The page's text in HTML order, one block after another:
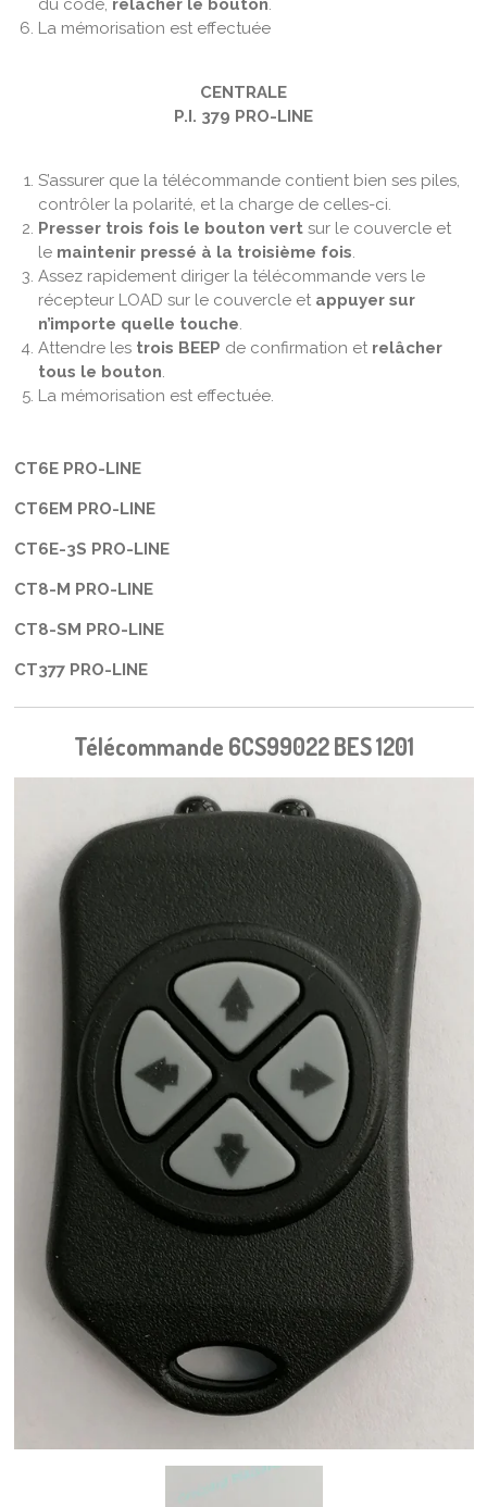
du code, relâcher le bouton.
La mémorisation est effectuée
CENTRALE
P.I. 379 PRO-LINE
S’assurer que la télécommande contient bien ses piles,
contrôler la polarité, et la charge de celles-ci.
Presser trois fois le bouton vert sur le couvercle et
le maintenir pressé à la troisième fois.
Assez rapidement diriger la télécommande vers le
récepteur LOAD sur le couvercle et appuyer sur
n’importe quelle touche.
Attendre les trois BEEP de confirmation et relâcher
tous le bouton.
La mémorisation est effectuée.
CT6E PRO-LINE
CT6EM PRO-LINE
CT6E-3S PRO-LINE
CT8-M PRO-LINE
CT8-SM PRO-LINE
CT377 PRO-LINE
Télécommande 6CS99022 BES 1201